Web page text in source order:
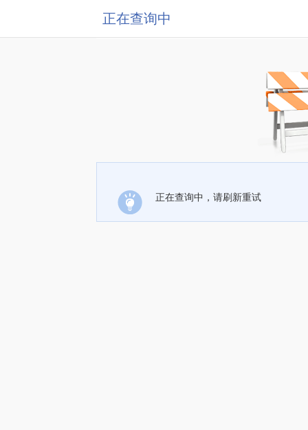
正在查询中
正在查询中，请刷新重试